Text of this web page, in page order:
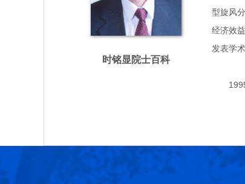
时铭显院士百科
型旋风
经济效
发表学
1995